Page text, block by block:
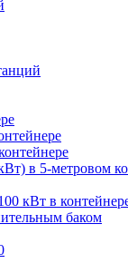
в 5-метровом
кВт в
баком